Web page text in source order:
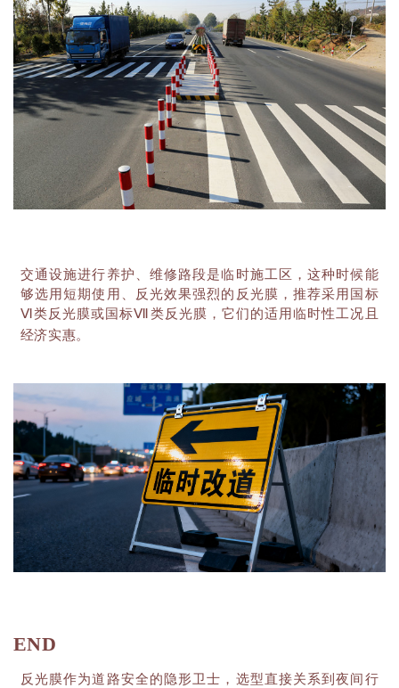
交通设施进行养护、维修路段是临时施工区，这种时候能
够选用短期使用、反光效果强烈的反光膜，推荐采用国标
Ⅵ类反光膜或国标Ⅶ类反光膜 ，它们的适用临时性工况且
经济实惠。
END
反光膜作为道路安全的隐形卫士，选型直接关系到夜间行